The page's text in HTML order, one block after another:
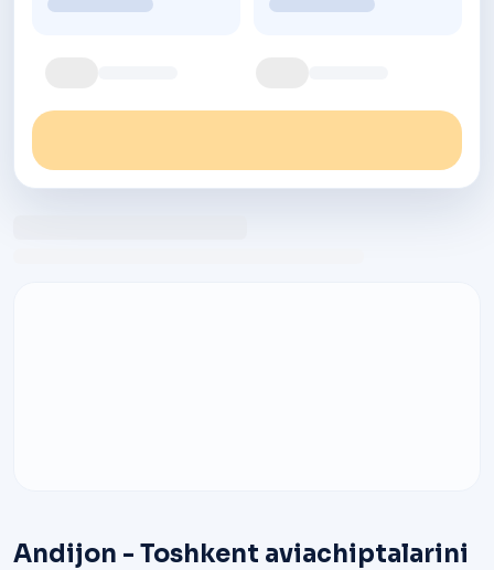
Andijon - Toshkent aviachiptalarini